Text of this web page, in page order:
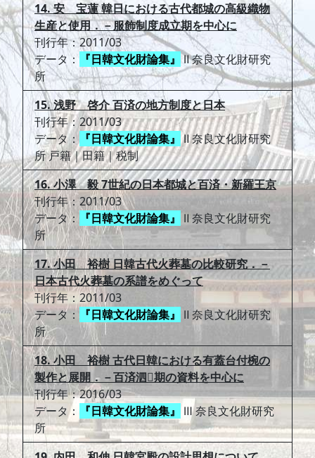
14. 安 宝蓮 韓日における古代都城の高級織物
生産と使用．－服飾制度成立期を中心に
刊行年：2011/03
データ： 『日韓文化財論集』 Ⅱ 奈良文化財研究
所
15. 浅野 啓介 百済の地方制度と日本
刊行年：2011/03
データ： 『日韓文化財論集』 Ⅱ 奈良文化財研究
所 戸籍｜田籍｜税制
16. 小澤 毅 7世紀の日本都城と百済・新羅王京
刊行年：2011/03
データ：
『日韓文化財論集』
Ⅱ 奈良文化財研究
所
17. 小田 裕樹 日韓古代火葬墓の比較研究．－
日本古代火葬墓の系譜をめぐって
刊行年：2011/03
データ：
『日韓文化財論集』
Ⅱ 奈良文化財研究
所
18. 小田 裕樹 古代日韓における有蓋台付椀の
製作と展開．－百済泗期の資料を中心に
刊行年：2016/03
データ：
『日韓文化財論集』
Ⅲ 奈良文化財研究
所